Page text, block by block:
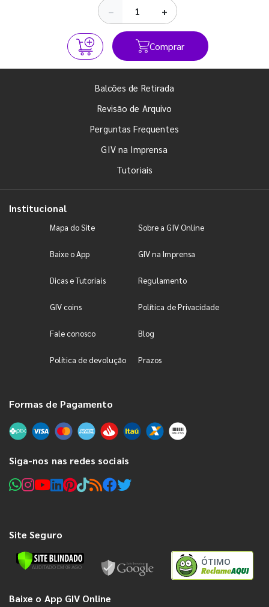
− +
Comprar
Balcões de Retirada
Revisão de Arquivo
Perguntas Frequentes
GIV na Imprensa
Tutoriais
Institucional
Mapa do Site Sobre a GIV Online
Baixe o App GIV na Imprensa
Dicas e Tutoriais Regulamento
GIV coins Política de Privacidade
Fale conosco Blog
Política de devolução Prazos
Formas de Pagamento
Siga-nos nas redes sociais
Site Seguro
ÓTIMO
Baixe o App GIV Online